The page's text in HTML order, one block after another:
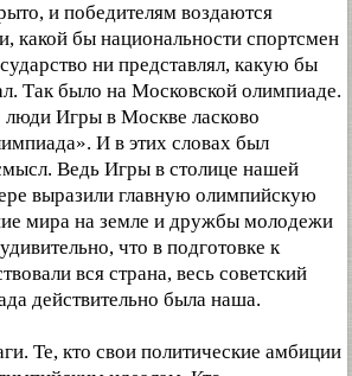
и победителям воздаются
какой бы национальности спортсмен
ни представлял, какую бы
Так было на Московской олимпиаде.
люди Игры в Москве ласково
И в этих словах был
Ведь Игры в столице нашей
выразили главную олимпийскую
мира на земле и дружбы молодежи
что в подготовке к
вся страна, весь советский
действительно была наша.
Те, кто свои политические амбиции